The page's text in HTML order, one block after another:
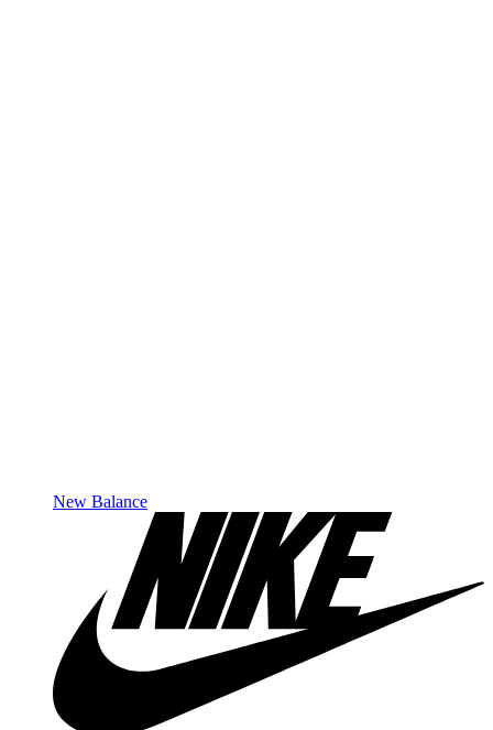
New Balance